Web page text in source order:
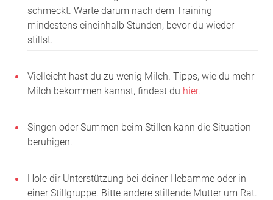
schmeckt. Warte darum nach dem Training
mindestens eineinhalb Stunden, bevor du wieder
stillst.
Vielleicht hast du zu wenig Milch. Tipps, wie du mehr
Milch bekommen kannst, findest du hier.
Singen oder Summen beim Stillen kann die Situation
beruhigen.
Hole dir Unterstützung bei deiner Hebamme oder in
einer Stillgruppe. Bitte andere stillende Mutter um Rat.